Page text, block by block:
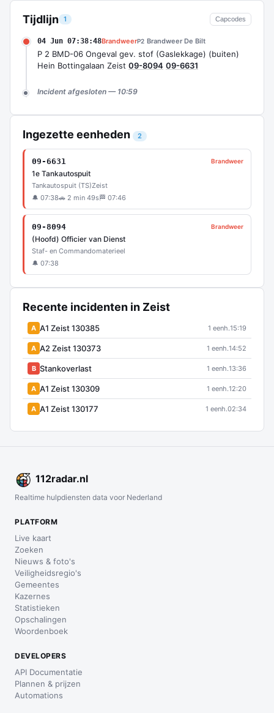
Tijdlijn 1 Capcodes
04 Jun 07:38:48BrandweerP2 Brandweer De Bilt
P 2 BMD-06 Ongeval gev. stof (Gaslekkage) (buiten)
Hein Bottingalaan Zeist 09-8094 09-6631
Incident afgesloten — 10:59
Ingezette eenheden 2
09-6631 Brandweer
1e Tankautospuit
Tankautospuit (TS)Zeist
🔔 07:38🚗 2 min 49s 🏁 07:46
09-8094 Brandweer
(Hoofd) Officier van Dienst
Staf- en Commandomaterieel
🔔 07:38
Recente incidenten in Zeist
A A1 Zeist 130385 1 eenh.15:19
A A2 Zeist 130373 1 eenh.14:52
B Stankoverlast 1 eenh.13:36
A A1 Zeist 130309 1 eenh.12:20
A A1 Zeist 130177 1 eenh.02:34
112radar.nl
Realtime hulpdiensten data voor Nederland
PLATFORM
Live kaart
Zoeken
Nieuws & foto's
Veiligheidsregio's
Gemeentes
Kazernes
Statistieken
Opschalingen
Woordenboek
DEVELOPERS
API Documentatie
Plannen & prijzen
Automations